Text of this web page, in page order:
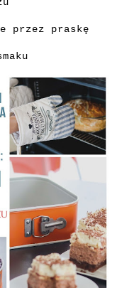
przez praskę